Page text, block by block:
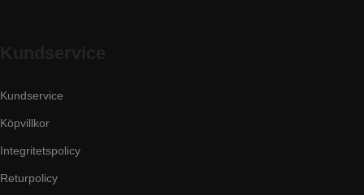
Kundservice
Köpvillkor
Integritetspolicy
Returpolicy